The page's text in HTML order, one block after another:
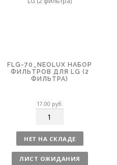
в
FLG-70_NEOLUX НАБОР
ФИЛЬТРОВ ДЛЯ LG (2
ФИЛЬТРА)
17.00 руб.
л
и
ч
НЕТ НА СКЛАДЕ
ЛИСТ ОЖИДАНИЯ